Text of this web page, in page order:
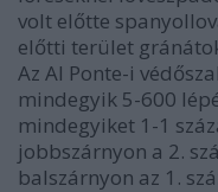
volt előtte
előtti terület
Az Al Ponte-i
mindegyik 5-600
mindegyiket 1-1
jobbszárnyon a 2.
balszárnyon az 1.